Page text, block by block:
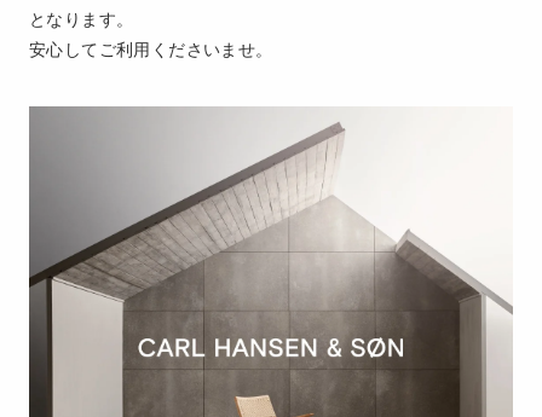
となります。
安心してご利用くださいませ。